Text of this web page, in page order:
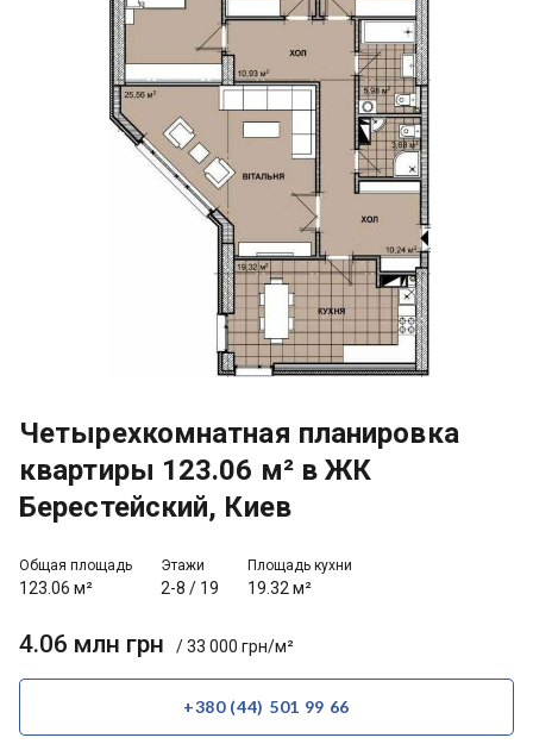
Четырехкомнатная планировка
квартиры 123.06 м² в ЖК
Берестейский, Киев
Общая площадь
123.06 м²
Этажи
2-8 / 19
Площадь кухни
19.32 м²
4.06 млн грн / 33 000 грн/м²
+380 (44) 501 99 66